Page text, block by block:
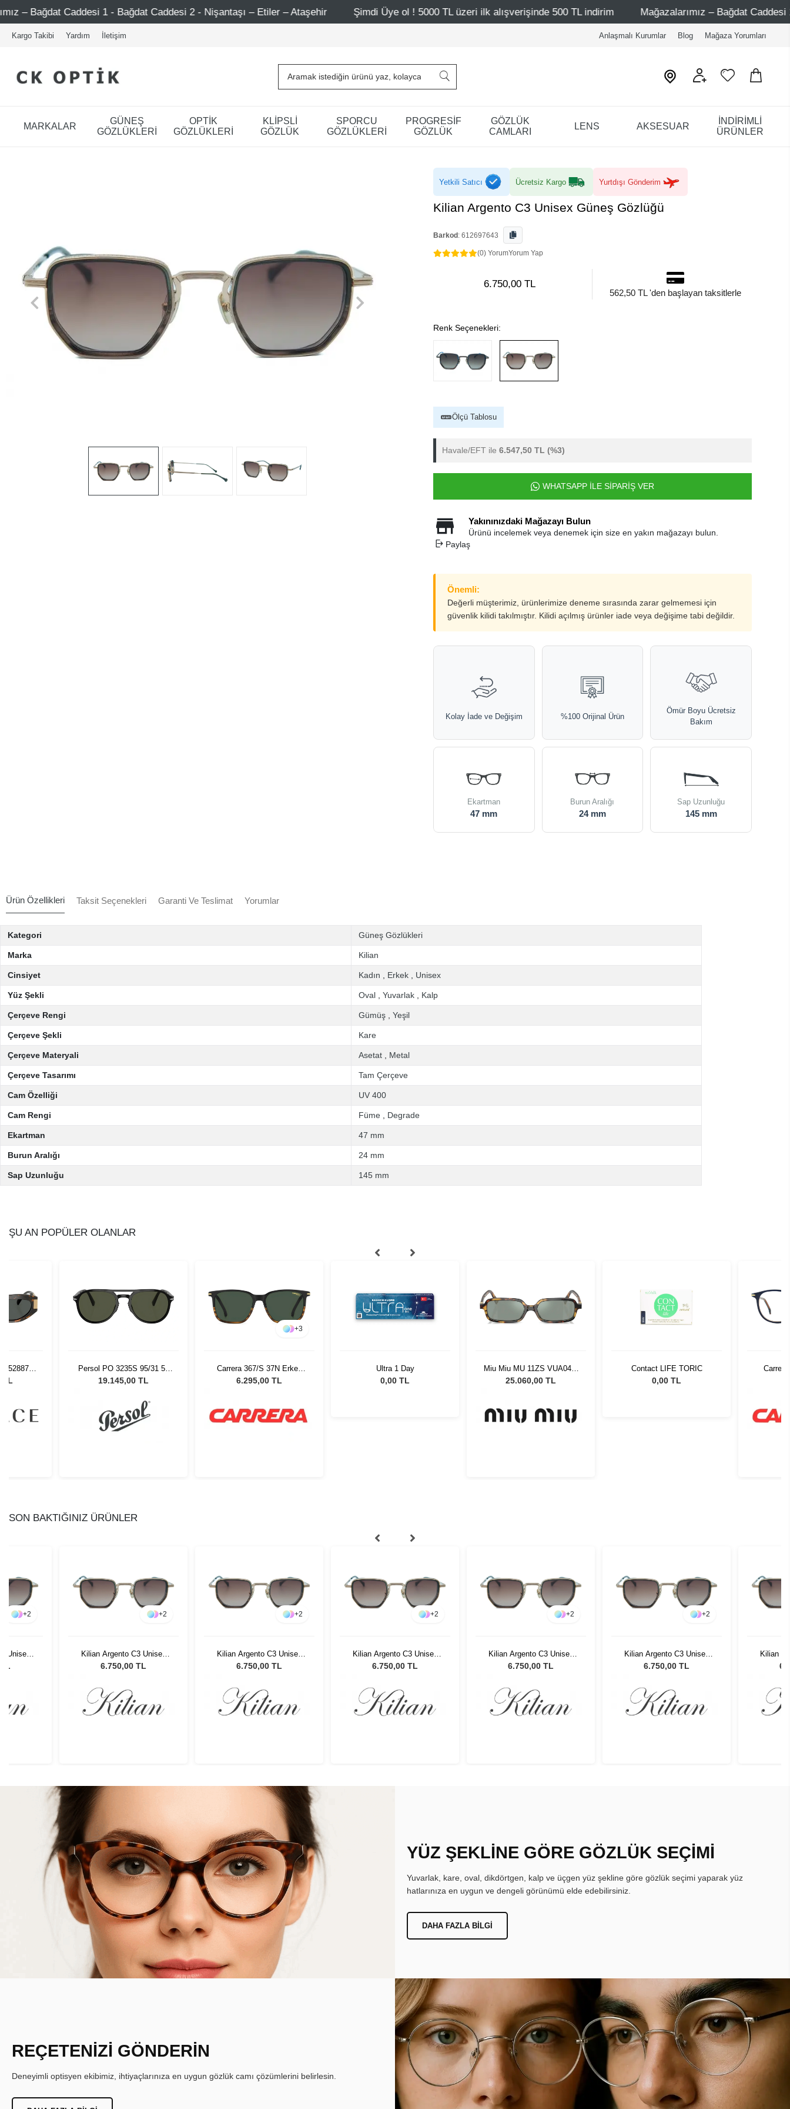
1 - Bağdat Caddesi 2 - Nişantaşı – Etiler – Ataşehir Şimdi Üye ol ! 5000 TL üzeri ilk alışverişinde 500 TL indirim Mağazalarımız – Bağdat Caddesi 1 - Bağdat
Kargo Takibi Yardım İletişim Anlaşmalı Kurumlar Blog Mağaza Yorumları
MARKALAR
GÜNEŞ
GÖZLÜKLERİ
OPTİK
GÖZLÜKLERİ
KLİPSLİ
GÖZLÜK
SPORCU
GÖZLÜKLERİ
PROGRESİF
GÖZLÜK
GÖZLÜK
CAMLARI
LENS AKSESUAR
İNDİRİMLİ
ÜRÜNLER
Yetkili Satıcı Ücretsiz Kargo Yurtdışı Gönderim
Kilian Argento C3 Unisex Güneş Gözlüğü
Barkod : 612697643
(0) YorumYorum Yap
6.750,00 TL
562,50 TL 'den başlayan taksitlerle
Renk Seçenekleri:
Ölçü Tablosu
Havale/EFT ile 6.547,50 TL (%3)
WHATSAPP İLE SİPARİŞ VER
Yakınınızdaki Mağazayı Bulun
Ürünü incelemek veya denemek için size en yakın mağazayı bulun.
Paylaş
Önemli:
Değerli müşterimiz, ürünlerimize deneme sırasında zarar gelmemesi için
güvenlik kilidi takılmıştır. Kilidi açılmış ürünler iade veya değişime tabi değildir.
Kolay İade ve Değişim %100 Orijinal Ürün
Ömür Boyu Ücretsiz
Bakım
Ekartman
47 mm
Burun Aralığı
24 mm
Sap Uzunluğu
145 mm
Ürün Özellikleri Taksit Seçenekleri Garanti Ve Teslimat Yorumlar
Kategori Güneş Gözlükleri
Marka Kilian
Cinsiyet Kadın Erkek Unisex
Yüz Şekli Oval Yuvarlak Kalp
Çerçeve Rengi Gümüş Yeşil
Çerçeve Şekli Kare
Çerçeve Materyali Asetat Metal
Çerçeve Tasarımı Tam Çerçeve
Cam Özelliği UV 400
Cam Rengi Füme Degrade
Ekartman 47 mm
Burun Aralığı 24 mm
Sap Uzunluğu 145 mm
ŞU AN POPÜLER OLANLAR
552887 -
TL
Persol PO 3235S 95/31 55
Unisex Güneş Gözlüğü
19.145,00 TL
+3
Carrera 367/S 37N Erkek
Güneş Gözlüğü
6.295,00 TL
Ultra 1 Day
0,00 TL
Miu Miu MU 11ZS VUA04M
51 Kadın Güneş Gözlüğü
25.060,00 TL
Contact LIFE TORIC
0,00 TL
SON BAKTIĞINIZ ÜRÜNLER
+2
Unisex
+2
Kilian Argento C3 Unisex
Güneş Gözlüğü
6.750,00 TL
+2
Kilian Argento C3 Unisex
Güneş Gözlüğü
6.750,00 TL
+2
Kilian Argento C3 Unisex
Güneş Gözlüğü
6.750,00 TL
+2
Kilian Argento C3 Unisex
Güneş Gözlüğü
6.750,00 TL
+2
Kilian Argento C3 Unisex
Güneş Gözlüğü
6.750,00 TL
Kilian
YÜZ ŞEKLİNE GÖRE GÖZLÜK SEÇİMİ
Yuvarlak, kare, oval, dikdörtgen, kalp ve üçgen yüz şekline göre gözlük seçimi yaparak yüz
hatlarınıza en uygun ve dengeli görünümü elde edebilirsiniz.
DAHA FAZLA BILGI
REÇETENİZİ GÖNDERİN
Deneyimli optisyen ekibimiz, ihtiyaçlarınıza en uygun gözlük camı çözümlerini belirlesin.